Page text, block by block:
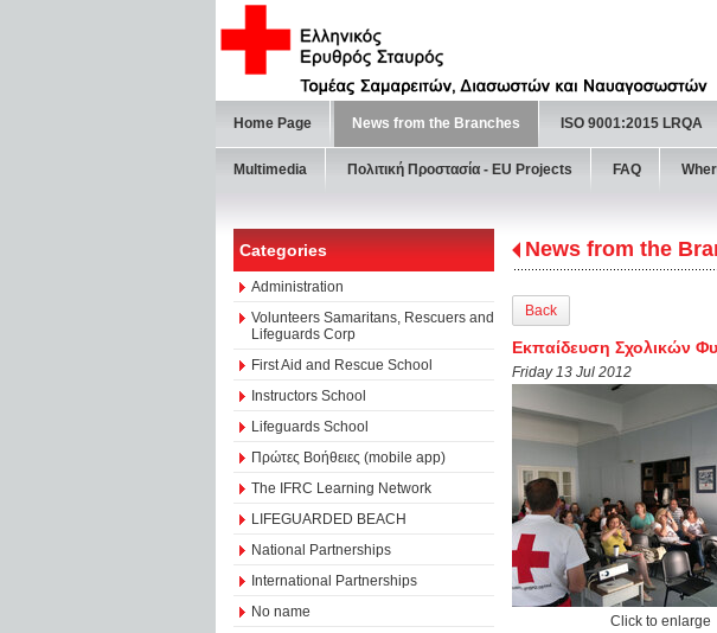
Home Page News from the Branches ISO 9001:2015 LRQA
Multimedia Πολιτική Προστασία - ΕU Projects FAQ
Categories
Administration
Volunteers Samaritans, Rescuers and
Lifeguards Corp
First Aid and Rescue School
Instructors School
Lifeguards School
Πρώτες Βοήθειες (mobile app)
The IFRC Learning Network
LIFEGUARDED BEACH
National Partnerships
International Partnerships
No name
News from the
Back
Εκπαίδευση Σχολικών
Friday 13 Jul 2012
Click to enlarge